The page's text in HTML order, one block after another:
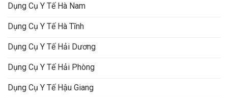
Dụng Cụ Y Tế Hà Nam
Dụng Cụ Y Tế Hà Tĩnh
Dụng Cụ Y Tế Hải Dương
Dụng Cụ Y Tế Hải Phòng
Dụng Cụ Y Tế Hậu Giang